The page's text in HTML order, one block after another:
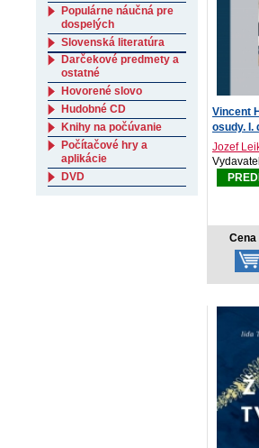
Vincent
osudy. I.
Jozef
Cena
Populárne náučná pre
dospelých
Slovenská literatúra
Darčekové predmety a
ostatné
Hovorené slovo
Hudobné CD
Knihy na počúvanie
Počítačové hry a
aplikácie
DVD